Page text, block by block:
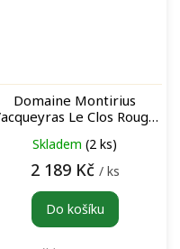
Domaine Montirius
Le Clos Rouge
Skladem (2 ks)
2 189 Kč / ks
Do košíku